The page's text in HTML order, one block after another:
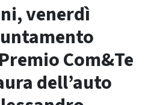
venerdì
Com&Te
dell’auto